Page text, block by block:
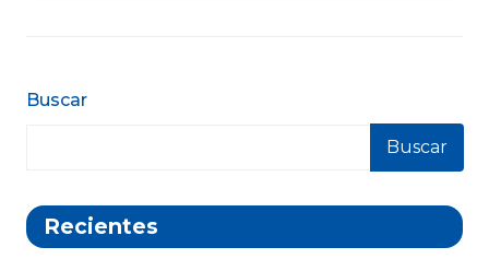
Buscar
Buscar
Recientes